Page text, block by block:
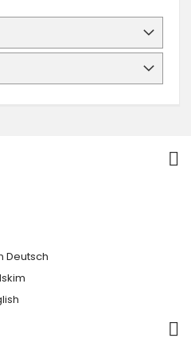
Deutsch